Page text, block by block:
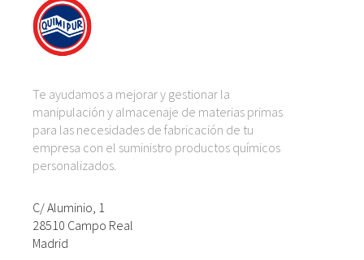
Te ayudamos a mejorar y gestionar la
manipulación y almacenaje de materias primas
para las necesidades de fabricación de tu
empresa con el suministro productos químicos
personalizados.
C/ Aluminio, 1
28510 Campo Real
Madrid